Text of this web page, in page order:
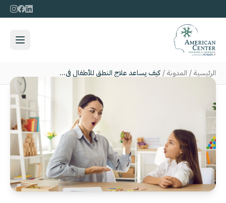
الرئيسية/ المدونة/ كيف يساعد علاج النطق للأطفال في أبوظبي على علاج اضطرابات النطق وتحسين وضوح الكلام